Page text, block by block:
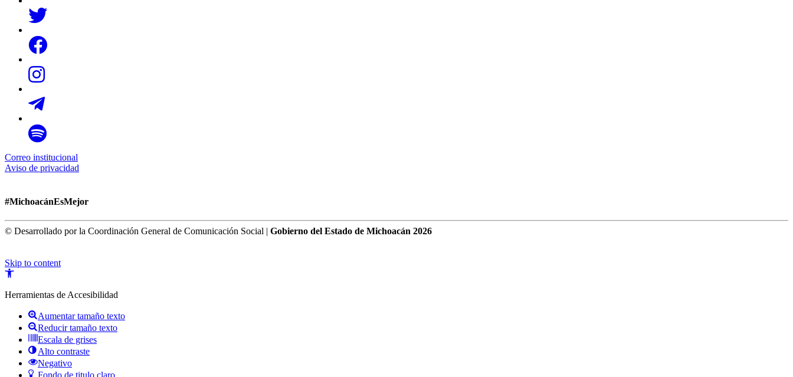
Correo institucional
Aviso de privacidad
#MichoacánEsMejor
© Desarrollado por la Coordinación General de Comunicación Social | Gobierno del Estado de Michoacán 2026
Skip to content
Open
Herramientas de Accesibilidad
Aumentar tamaño texto
Reducir tamaño texto
Escala de grises
Alto contraste
Negativo
Fondo de titulo claro